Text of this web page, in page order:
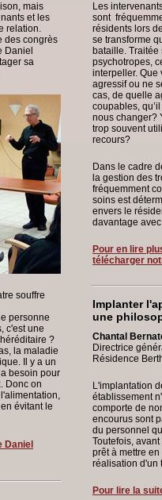
mais
et les
relation.
des congrès
Daniel
sa
souffre
personne
c'est une
?
la maladie
Il y a un
besoin pour
Donc on
évitant le
Daniel
Les
sont
résidents lors
se transforme
bataille. Traitée
psychotropes,
interpeller. Que
agressif ou ne
cas, de quelle
coupables,
nous changer?
trop souvent
recours?
Dans le cadre
la gestion des
fréquemment
soins est
envers le
davantage
Pour en lire
télécharger
Implanter
une
Chantal
Directrice
Résidence
L'implantation
établissement
comporte de
encourus sont
du personnel
Toutefois,
prêt à mettre
réalisation d'un
Pour lire la